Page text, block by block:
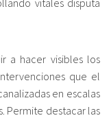
vitales disputa
a hacer visibles los
que el
en escalas
Permite destacar las